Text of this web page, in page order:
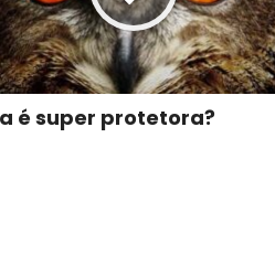
é super protetora?